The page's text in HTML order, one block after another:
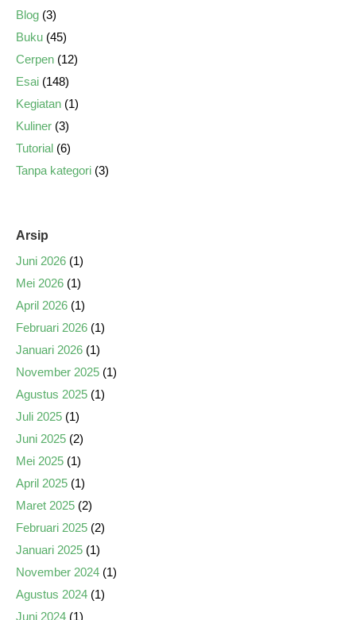
Blog (3)
Buku (45)
Cerpen (12)
Esai (148)
Kegiatan (1)
Kuliner (3)
Tutorial (6)
Tanpa kategori (3)
Arsip
Juni 2026 (1)
Mei 2026 (1)
April 2026 (1)
Februari 2026 (1)
Januari 2026 (1)
November 2025 (1)
Agustus 2025 (1)
Juli 2025 (1)
Juni 2025 (2)
Mei 2025 (1)
April 2025 (1)
Maret 2025 (2)
Februari 2025 (2)
Januari 2025 (1)
November 2024 (1)
Agustus 2024 (1)
Juni 2024 (1)